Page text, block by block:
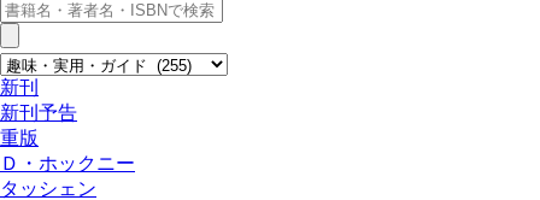
新刊
新刊予告
重版
Ｄ・ホックニー
タッシェン